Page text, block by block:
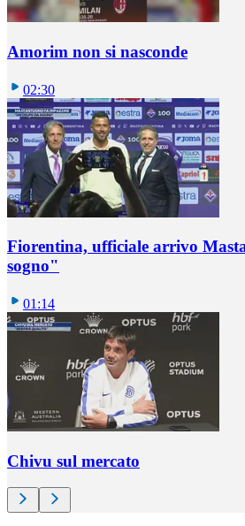
Amorim non si nasconde
02:30
Fiorentina, ufficiale arrivo
sogno"
01:14
Chivu sul mercato